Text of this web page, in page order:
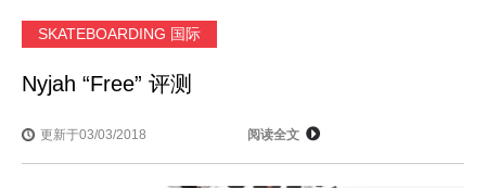
SKATEBOARDING 国际
Nyjah “Free” 评测
更新于03/03/2018 阅读全文